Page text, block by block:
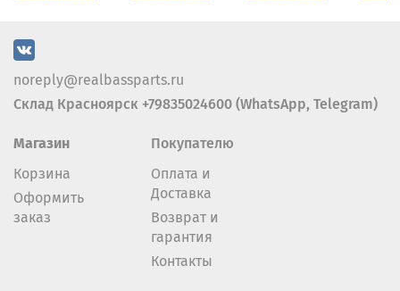
noreply@realbassparts.ru
Склад Красноярск +79835024600 (WhatsApp, Telegram)
Магазин
Корзина
Оформить
заказ
Покупателю
Оплата и
Доставка
Возврат и
гарантия
Контакты